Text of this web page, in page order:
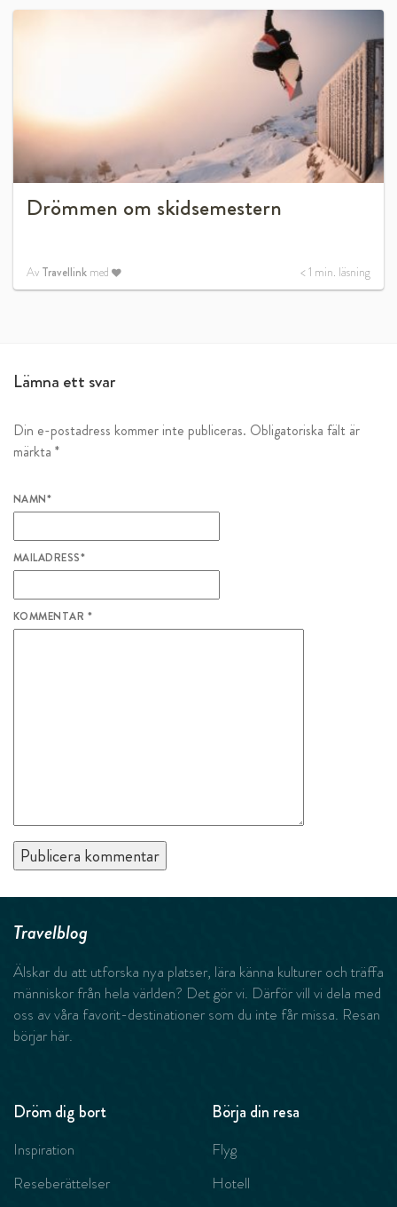
Drömmen om skidsemestern
Av Travellink med < 1 min. läsning
Lämna ett svar
Din e-postadress kommer inte publiceras. Obligatoriska fält är
märkta *
NAMN*
MAILADRESS*
KOMMENTAR *
Travelblog
Älskar du att utforska nya platser, lära känna kulturer och träffa
människor från hela världen? Det gör vi. Därför vill vi dela med
oss av våra favorit-destinationer som du inte får missa. Resan
börjar här.
Dröm dig bort
Inspiration
Reseberättelser
Börja din resa
Flyg
Hotell